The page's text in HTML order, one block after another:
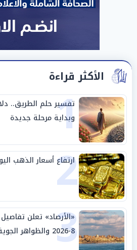
الأكثر قراءة
1
تفسير حلم الطريق..
وبداية مرحلة جديدة
2
ارتفاع أسعار الذهب
3
8-2026 والظواهر الجوية